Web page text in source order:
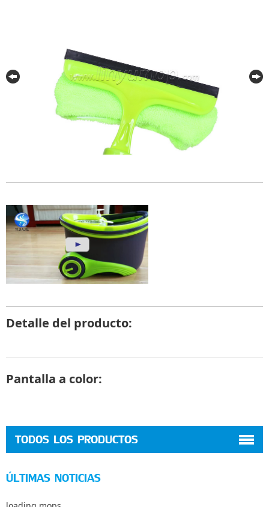
Detalle del producto:
Pantalla a color:
TODOS LOS PRODUCTOS
ÚLTIMAS NOTICIAS